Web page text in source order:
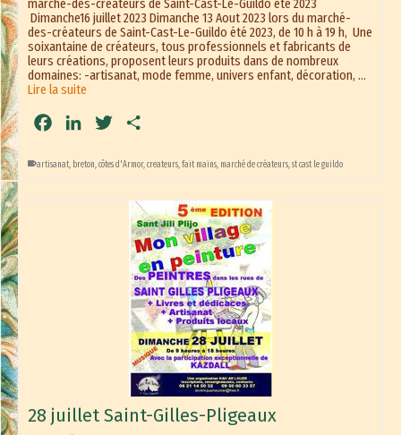
marché-des-créateurs de Saint-Cast-Le-Guildo été 2023
Dimanche16 juillet 2023 Dimanche 13 Aout 2023 lors du marché-
des-créateurs de Saint-Cast-Le-Guildo été 2023, de 10 h à 19 h, Une
soixantaine de créateurs, tous professionnels et fabricants de
leurs créations, proposent leurs produits dans de nombreux
domaines: -artisanat, mode femme, univers enfant, décoration, …
Lire la suite
FacebookLinkedInTwitter
artisanat, breton,côtes d'Armor,createurs,fait mains, marché de créateurs,st cast le guildo
28 juillet Saint-Gilles-Pligeaux